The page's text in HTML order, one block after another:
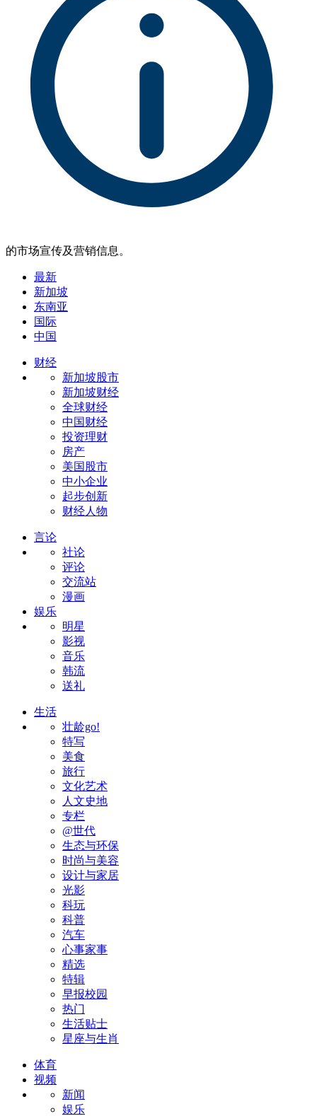
的市场宣传及营销信息。
最新
新加坡
东南亚
国际
中国
财经
新加坡股市
新加坡财经
全球财经
中国财经
投资理财
房产
美国股市
中小企业
起步创新
财经人物
言论
社论
评论
交流站
漫画
娱乐
明星
影视
音乐
韩流
送礼
生活
壮龄go!
特写
美食
旅行
文化艺术
人文史地
专栏
@世代
生态与环保
时尚与美容
设计与家居
光影
科玩
科普
汽车
心事家事
精选
特辑
早报校园
热门
生活贴士
星座与生肖
体育
视频
新闻
娱乐